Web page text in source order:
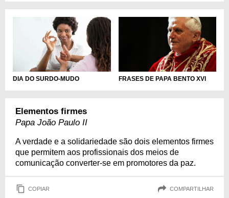
DIA DO SURDO-MUDO FRASES DE PAPA BENTO XVI
Elementos firmes
Papa João Paulo II
A verdade e a solidariedade são dois elementos firmes
que permitem aos profissionais dos meios de
comunicação converter-se em promotores da paz.
COPIAR COMPARTILHAR